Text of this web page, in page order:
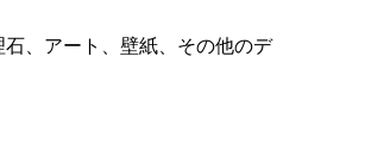
、アート、壁紙、その他のデ